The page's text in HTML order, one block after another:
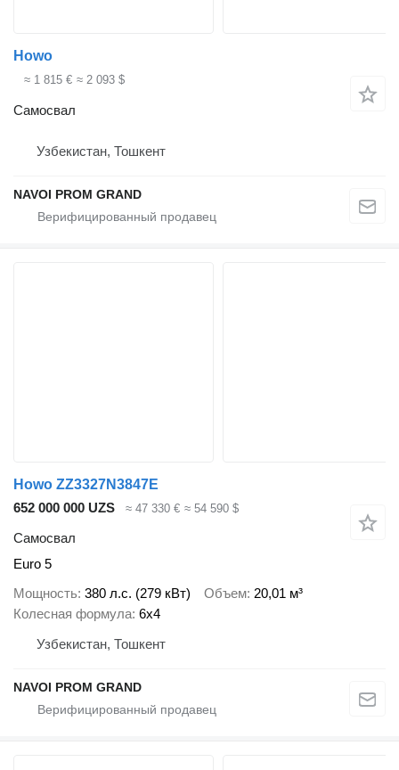
Howo
≈ 1 815 € ≈ 2 093 $
Самосвал
Узбекистан, Тошкент
NAVOI PROM GRAND
Howo ZZ3327N3847E
652 000 000 UZS
≈ 47 330 € ≈ 54 590 $
Самосвал
Euro 5
Мощность 380 л.с. (279 кВт) Объем 20,01 м³
Колесная формула 6x4
Узбекистан, Тошкент
NAVOI PROM GRAND